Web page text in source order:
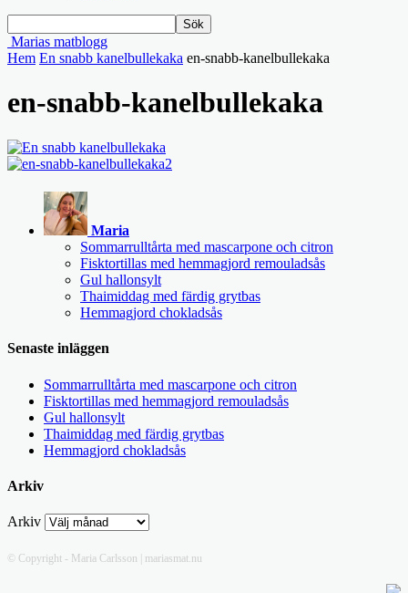
Marias matblogg
Hem En snabb kanelbullekaka en-snabb-kanelbullekaka
en-snabb-kanelbullekaka
Maria
Sommarrulltårta med mascarpone och citron
Fisktortillas med hemmagjord remouladsås
Gul hallonsylt
Thaimiddag med färdig grytbas
Hemmagjord chokladsås
Senaste inläggen
Sommarrulltårta med mascarpone och citron
Fisktortillas med hemmagjord remouladsås
Gul hallonsylt
Thaimiddag med färdig grytbas
Hemmagjord chokladsås
Arkiv
Arkiv
© Copyright - Maria Carlsson | mariasmat.nu